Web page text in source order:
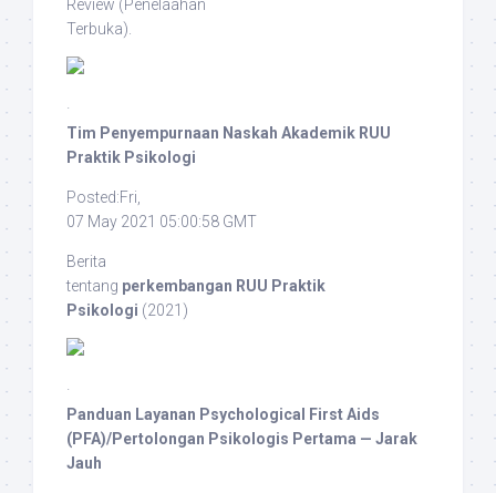
Review (Penelaahan
Terbuka).
·
Tim Penyempurnaan Naskah Akademik RUU
Praktik Psikologi
Posted:Fri,
07 May 2021 05:00:58 GMT
Berita
tentang perkembangan RUU Praktik
Psikologi (2021)
·
Panduan Layanan Psychological First Aids
(PFA)/Pertolongan Psikologis Pertama — Jarak
Jauh